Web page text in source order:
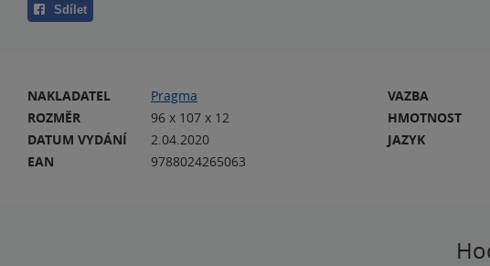
Sdílet
NAKLADATEL
Pragma
ROZMĚR
96 x 107 x 12
DATUM VYDÁNÍ
2.04.2020
EAN
9788024265063
VAZBA
HMOTNOST
JAZYK